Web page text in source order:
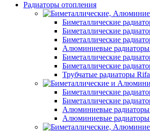
Радиаторы отопления
Биметаллические
Биметаллические
Биметаллические
Алюминиевые
Биметаллические
Биметаллические
Трубчатые радиаторы
Биметаллические
Биметаллические
Алюминиевые радиаторы
Алюминиевые радиаторы